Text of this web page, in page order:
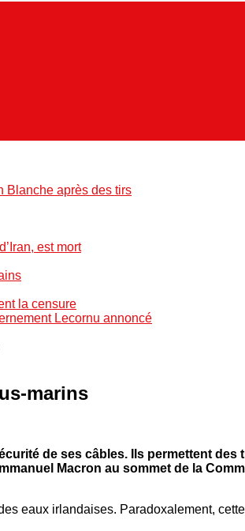
Blanche après des tirs
est mort
la censure
Lecornu annoncé
marins
de ses câbles. Ils permettent
Macron au sommet de la
eaux irlandaises. Paradoxalement,